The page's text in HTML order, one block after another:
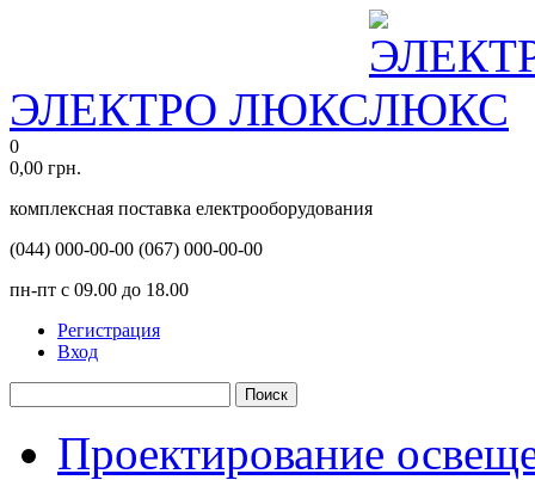
ЭЛЕКТРО ЛЮКС
0
0,00 грн.
комплексная поставка електрооборудования
(044) 000-00-00 (067) 000-00-00
пн-пт с 09.00 до 18.00
Регистрация
Вход
Поиск
Проектирование